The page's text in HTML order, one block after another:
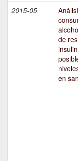
2015-05
de
en